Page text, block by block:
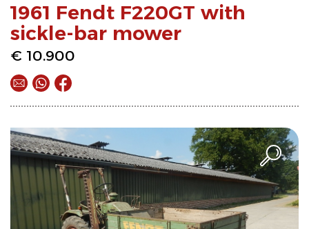
1961 Fendt F220GT with
sickle-bar mower
€ 10.900